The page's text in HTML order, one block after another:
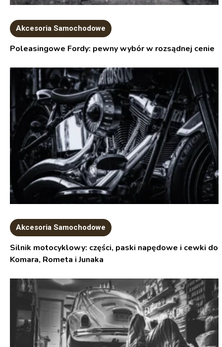
Akcesoria Samochodowe
Poleasingowe Fordy: pewny wybór w rozsądnej cenie
Akcesoria Samochodowe
Silnik motocyklowy: części, paski napędowe i cewki do
Komara, Rometa i Junaka